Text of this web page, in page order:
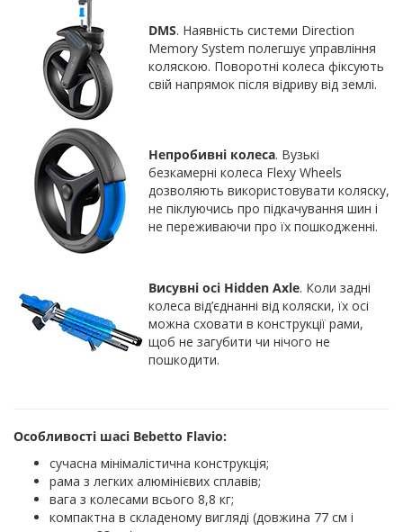
DMS. Наявність системи Direction
Memory System полегшує управління
коляскою. Поворотні колеса фіксують
свій напрямок після відриву від землі.
Непробивні колеса. Вузькі
безкамерні колеса Flexy Wheels
дозволяють використовувати коляску,
не піклуючись про підкачування шин і
не переживаючи про їх пошкодженні.
Висувні осі Hidden Axle. Коли задні
колеса від’єднанні від коляски, їх осі
можна сховати в конструкції рами,
щоб не загубити чи нічого не
пошкодити.
Особливості шасі Bebetto Flavio:
сучасна мінімалістична конструкція;
рама з легких алюмінієвих сплавів;
вага з колесами всього 8,8 кг;
компактна в складеному вигляді (довжина 77 см і